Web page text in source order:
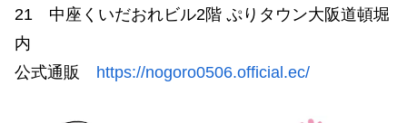
21 中座くいだおれビル2階 ぷりタウン大阪道頓堀
内
公式通販 https://nogoro0506.official.ec/